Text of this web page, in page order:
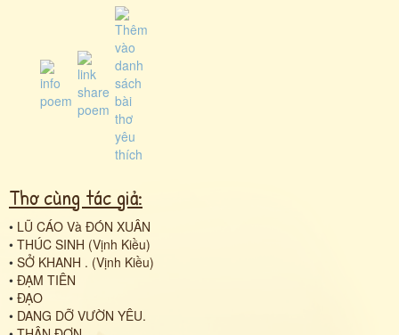
Thơ cùng tác giả:
• LŨ CÁO Và ĐÓN XUÂN
• THÚC SINH (Vịnh Kiều)
• SỞ KHANH . (Vịnh Kiều)
• ĐẠM TIÊN
• ĐẠO
• DANG DỠ VƯỜN YÊU.